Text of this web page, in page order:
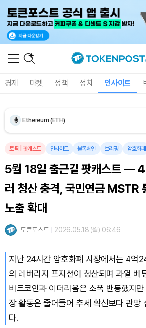
경제 마켓 정책 정치 인사이트
Ethereum (ETH)
Tether USDt (USDT)
BNB (BNB)
USDC (USDC)
Hyperliquid (HYPE)
토픽 팟캐스트 인사이트 블록체인 브리핑 암호화폐
5월 18일 출근길 팟캐스트 —
러 청산 충격, 국민연금 MSTR
노출 확대
토큰포스트 2026.05.18 (월) 06:46
지난 24시간 암호화폐 시장에서는 4억
의 레버리지 포지션이 청산되며 과열 베
비트코인과 이더리움은 소폭 반등했지
장 활동은 줄어들어 추세 확신보다 관망
다.